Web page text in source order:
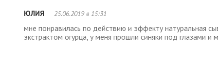
ЮЛИЯ 25.06.2019 в 15:31
мне понравилась по действию и эффекту натуральная
экстрактом огурца, у меня прошли синяки под глазами и